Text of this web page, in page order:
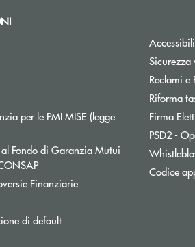
per le PMI MISE (legge
nuova finestra
al Fondo di Garanzia Mutui
Apre una nuova finestra
FinanziarieApre una nuova finestra
di default
Sicurezza
Reclami e
Riforma
Firma
PSD2 -
Codice